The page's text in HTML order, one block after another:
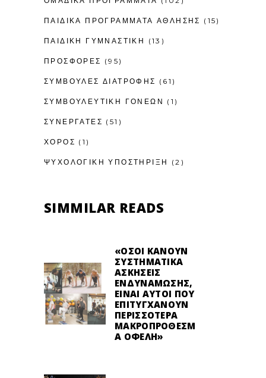
ΠΑΙΔΙΚΆ ΠΡΟΓΡΆΜΜΑΤΑ ΆΘΛΗΣΗΣ (15)
ΠΑΙΔΙΚΉ ΓΥΜΝΑΣΤΙΚΉ (13)
ΠΡΟΣΦΟΡΕΣ (95)
ΣΥΜΒΟΥΛΕΣ ΔΙΑΤΡΟΦΗΣ (61)
ΣΥΜΒΟΥΛΕΥΤΙΚΉ ΓΟΝΈΩΝ (1)
ΣΥΝΕΡΓΑΤΕΣ (51)
ΧΟΡΟΣ (1)
ΨΥΧΟΛΟΓΙΚΉ ΥΠΟΣΤΉΡΙΞΗ (2)
SIMMILAR READS
«ΌΣΟΙ ΚΆΝΟΥΝ
ΣΥΣΤΗΜΑΤΙΚΆ
ΑΣΚΉΣΕΙΣ
ΕΝΔΥΝΆΜΩΣΗΣ,
ΕΊΝΑΙ ΑΥΤΟΊ ΠΟΥ
ΕΠΙΤΥΓΧΆΝΟΥΝ
ΠΕΡΙΣΣΌΤΕΡΑ
ΜΑΚΡΟΠΡΌΘΕΣΜ
Α ΟΦΈΛΗ»